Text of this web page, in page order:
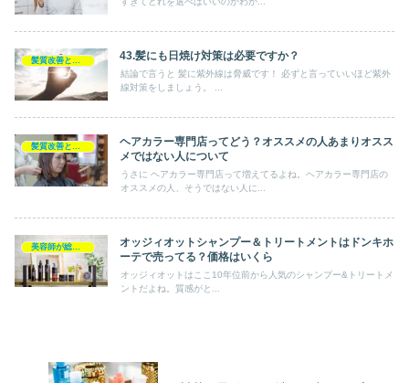
髪質改善とヘアの疑問 43.髪にも日焼け対策は必要ですか？
結論で言うと 髪に紫外線は脅威です！ 必ずと言っていいほど紫外
線対策をしましょう。 ...
髪質改善とヘアの疑問
ヘアカラー専門店ってどう？オススメの人あまりオスス
メではない人について
うさに ヘアカラー専門店って増えてるよね。ヘアカラー専門店の
オススメの人、そうではない人に...
美容師が総評シャンプー
オッジィオットシャンプー＆トリートメントはドンキホ
ーテで売ってる？価格はいくら
オッジィオットはここ10年位前から人気のシャンプー&トリートメ
ントだよね。質感がと...